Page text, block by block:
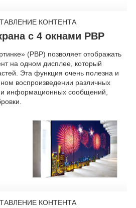
КОНТЕНТА
с 4 окнами РВР
(РВР) позволяет отображать
на одном дисплее, который
Эта функция очень полезна и
воспроизведении различных
информационных сообщений,
КОНТЕНТА